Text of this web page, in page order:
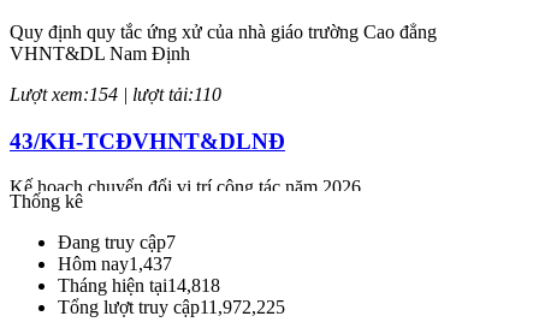
Quy định quy tắc ứng xử của nhà giáo trường Cao đẳng
VHNT&DL Nam Định
Lượt xem:154 | lượt tải:110
43/KH-TCĐVHNT&DLNĐ
Kế hoạch chuyển đổi vị trí công tác năm 2026
238/2025/NĐ-CP
Quy định về chính sách học phí, miễn, giảm, hỗ trợ học phí, hỗ trợ
Thống kê
Đang truy cập7
Hôm nay1,437
Tháng hiện tại14,818
Tổng lượt truy cập11,972,225